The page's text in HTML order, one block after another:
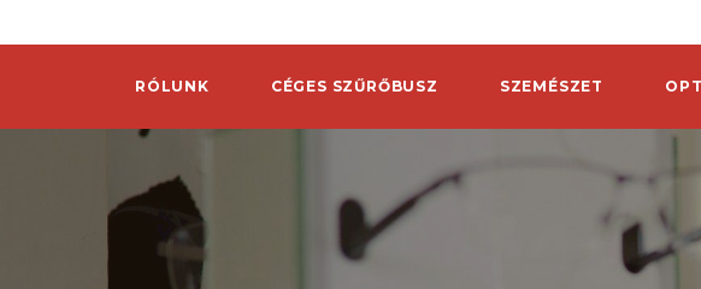
RÓLUNK CÉGES SZŰRŐBUSZ SZEMÉSZET